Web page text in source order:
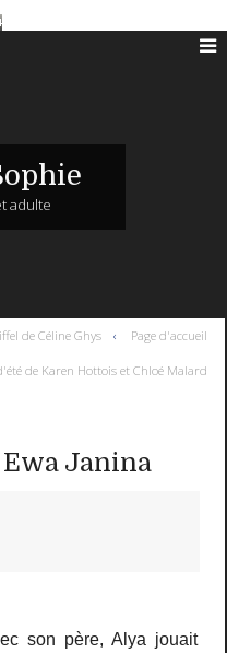
adulte
de Céline Ghys Page d'accueil
de Karen Hottois et Chloé Malard
Janina
son père, Alya jouait